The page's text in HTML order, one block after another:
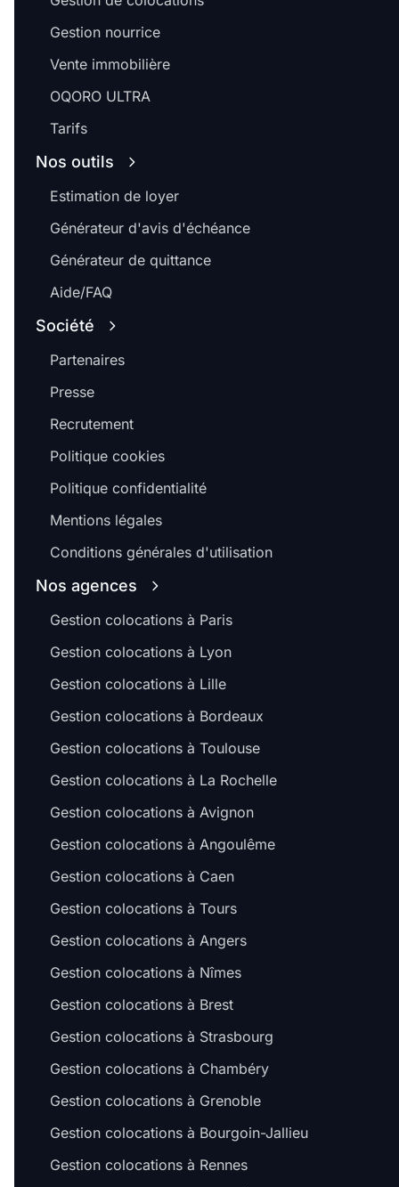
Gestion nourrice
Vente immobilière
OQORO ULTRA
Tarifs
Nos outils
Estimation de loyer
Générateur d'avis d'échéance
Générateur de quittance
Aide/FAQ
Société
Partenaires
Presse
Recrutement
Politique cookies
Politique confidentialité
Mentions légales
Conditions générales d'utilisation
Nos agences
Gestion colocations à Paris
Gestion colocations à Lyon
Gestion colocations à Lille
Gestion colocations à Bordeaux
Gestion colocations à Toulouse
Gestion colocations à La Rochelle
Gestion colocations à Avignon
Gestion colocations à Angoulême
Gestion colocations à Caen
Gestion colocations à Tours
Gestion colocations à Angers
Gestion colocations à Nîmes
Gestion colocations à Brest
Gestion colocations à Strasbourg
Gestion colocations à Chambéry
Gestion colocations à Grenoble
Gestion colocations à Bourgoin-Jallieu
Gestion colocations à Rennes